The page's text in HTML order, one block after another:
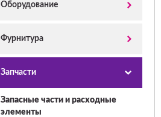
Оборудование
Фурнитура
Запчасти
Запасные части и расходные
элементы